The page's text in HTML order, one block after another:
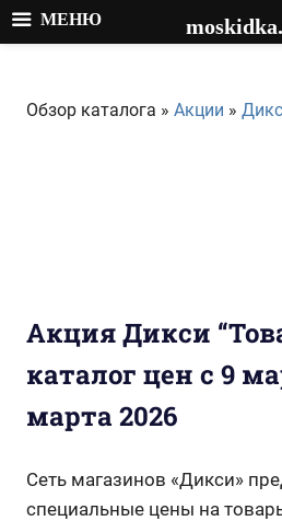
содержимому
Обзор каталога » Акции »
Акция Дикси
каталог цен с 9
марта 2026
Сеть магазинов «Дикси»
специальные цены на
МЕНЮ